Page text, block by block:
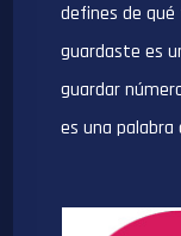
defines de qué
guardaste es
guardar
es una